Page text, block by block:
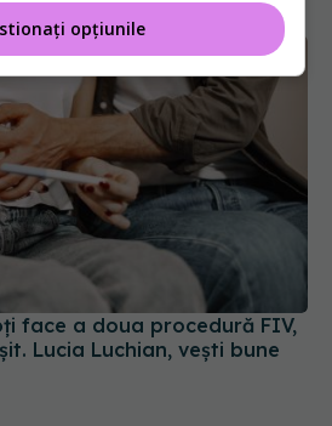
Lucia Luchian, vești bune
opțiunile